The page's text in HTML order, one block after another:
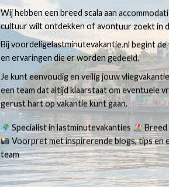
Wij hebben een breed scala aan
cultuur wilt ontdekken of avontuur zoekt in
Bij voordeligelastminutevakantie.nl begint
en ervaringen die er worden gedeeld.
Je kunt eenvoudig en veilig jouw
een team dat altijd klaarstaat om eventuele
gerust hart op vakantie kunt gaan.
Specialist in lastminutevakanties
Breed
Voorpret met inspirerende blogs, tips en
team